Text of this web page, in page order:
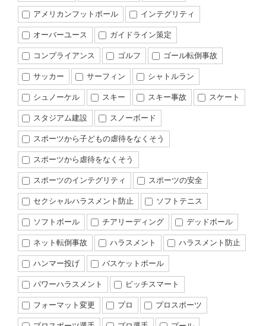
アメリカンフットボール
インテグリティ
オーバーユース
ガイドライン策定
コンプライアンス
ゴルフ
ゴール転倒事故
サッカー
サーフィン
シャトルラン
シュノーケル
スキー スキー事故
スケート
スタジアム建設
スノーボード
スポーツから子どもの虐待をなくそう
スポーツから虐待をなくそう
スポーツのインテグリティ
スポーツの安全
セクシャルハラスメント防止
ソフトテニス
ソフトボール
チアリーディング
デッドボール
ネット転倒事故
ハラスメント
ハラスメント防止
ハンマー投げ
バスケットボール
パワーハラスメント
ピッチスマート
フォーマット変更
プロ
プロスポーツ